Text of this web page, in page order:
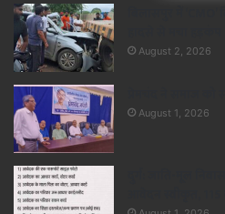
August 2, 2026
August 1, 2026